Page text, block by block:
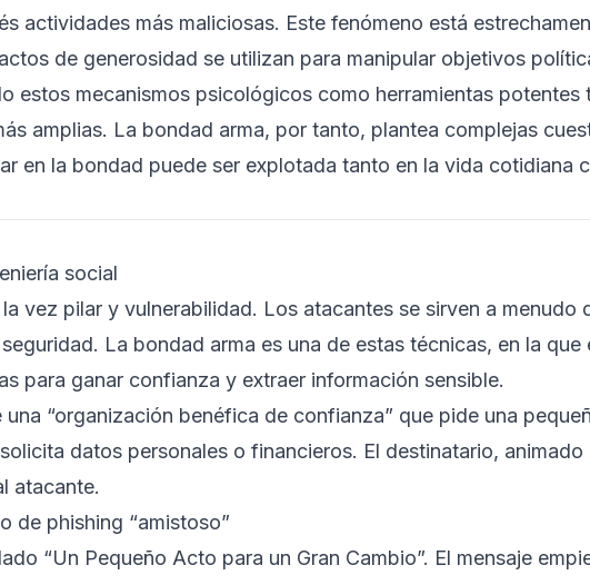
actividades más maliciosas. Este fenómeno está
de generosidad se utilizan para manipular objetivos
estos mecanismos psicológicos como herramientas potentes
amplias. La bondad arma, por tanto, plantea complejas
en la bondad puede ser explotada tanto en la vida cotidiana
social
vez pilar y vulnerabilidad. Los atacantes se sirven a menudo
La bondad arma es una de estas técnicas, en la
para ganar confianza y extraer información sensible.
“organización benéfica de confianza” que pide una
datos personales o financieros. El destinatario,
atacante.
de phishing “amistoso”
“Un Pequeño Acto para un Gran Cambio”. El mensaje